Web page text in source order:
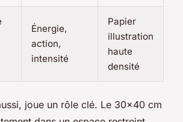
Énergie,
action,
intensité
Papier
illustration
haute
densité
joue un rôle clé. Le 30×40 cm